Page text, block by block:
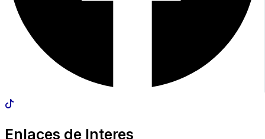
Enlaces de Interes